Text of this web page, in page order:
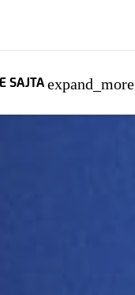
SAJTA expand_more